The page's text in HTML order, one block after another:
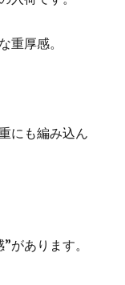
重厚感。
にも編み込ん
があります。